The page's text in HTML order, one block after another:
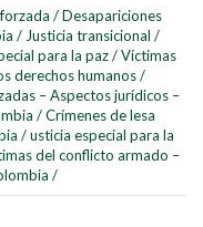
Buscar
Buscar
/Desapariciones
/ Justicia transicional /
para la paz / Víctimas
derechos humanos/
– Aspectos jurídicos –
/ Crímenes de lesa
/usticia especial para la
del conflicto armado –
/